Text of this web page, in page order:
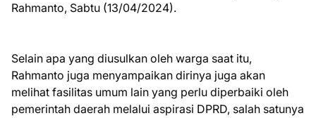
Rahmanto, Sabtu (13/04/2024).
Selain apa yang diusulkan oleh warga saat itu,
Rahmanto juga menyampaikan dirinya juga akan
melihat fasilitas umum lain yang perlu diperbaiki oleh
pemerintah daerah melalui aspirasi DPRD, salah satunya